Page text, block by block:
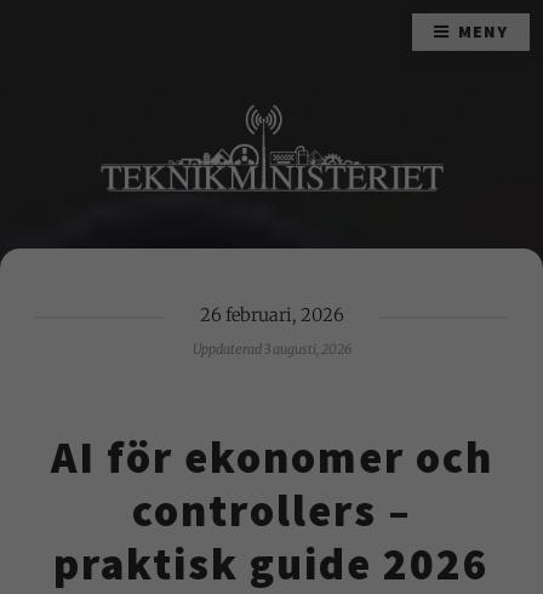
26 februari, 2026
Uppdaterad 3 augusti, 2026
AI för ekonomer och
controllers –
praktisk guide 2026
MENY